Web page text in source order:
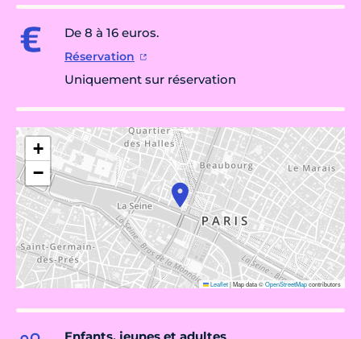
De 8 à 16 euros.
Réservation
Uniquement sur réservation
+
−
Leaflet|Map data ©OpenStreetMapcontributors